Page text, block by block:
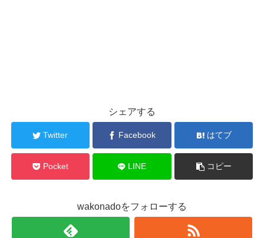
シェアする
Twitter Facebook はてブ
Pocket LINE コピー
wakonadoをフォローする